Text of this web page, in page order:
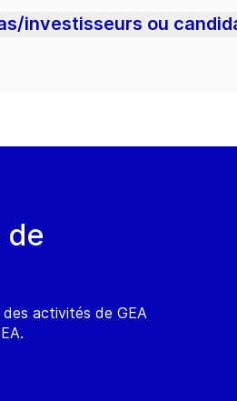
investisseurs ou
de
activités de GEA